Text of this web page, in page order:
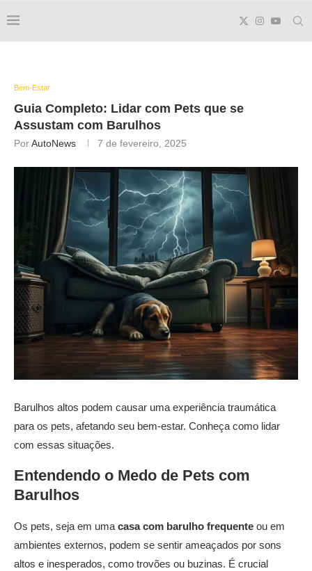
Bem-Estar
Guia Completo: Lidar com Pets que se
Assustam com Barulhos
PorAutoNews 7 de fevereiro, 2025
Barulhos altos podem causar uma experiência traumática
para os pets, afetando seu bem-estar. Conheça como lidar
com essas situações.
Entendendo o Medo de Pets com
Barulhos
Os pets, seja em uma casa com barulho frequente ou em
ambientes externos, podem se sentir ameaçados por sons
altos e inesperados, como trovões ou buzinas. É crucial